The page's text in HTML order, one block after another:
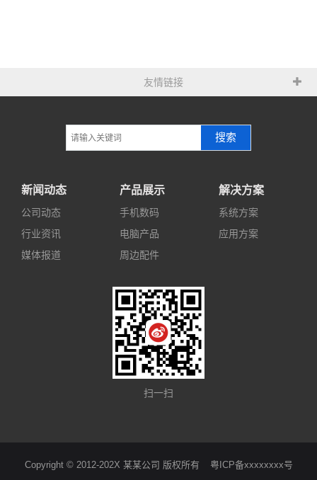
友情链接
搜索
新闻动态
公司动态
行业资讯
媒体报道
产品展示
手机数码
电脑产品
周边配件
解决方案
系统方案
应用方案
扫一扫
Copyright © 2012-202X 某某公司 版权所有 粤ICP备xxxxxxxx号